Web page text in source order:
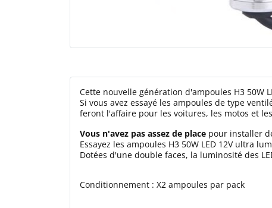
Cette nouvelle génération d'ampoules H3 50W
Si vous avez essayé les ampoules de type
feront l'affaire pour les voitures, les motos et
Vous n'avez pas assez de place pour installer
Essayez les ampoules H3 50W LED 12V ultra
Dotées d'une double faces, la luminosité des
Conditionnement : X2 ampoules par pack